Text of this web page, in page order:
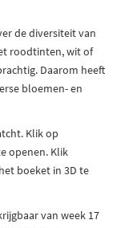
de diversiteit van
roodtinten, wit of
Daarom heeft
bloemen- en
Klik op
openen. Klik
boeket in 3D te
van week 17